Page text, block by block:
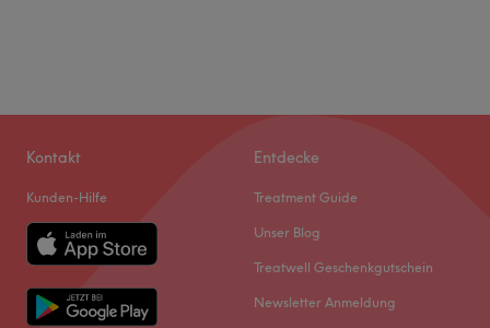
Kontakt
Kunden-Hilfe
Entdecke
Treatment Guide
Unser Blog
Treatwell Geschenkgutschein
Newsletter Anmeldung